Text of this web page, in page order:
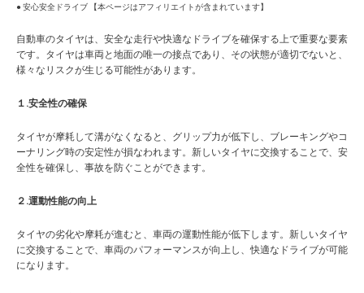
● 安心安全ドライブ 【本ページはアフィリエイトが含まれています】
自動車のタイヤは、安全な走行や快適なドライブを確保する上で重要な要素
です。タイヤは車両と地面の唯一の接点であり、その状態が適切でないと、
様々なリスクが生じる可能性があります。
１.安全性の確保
タイヤが摩耗して溝がなくなると、グリップ力が低下し、ブレーキングやコ
ーナリング時の安定性が損なわれます。新しいタイヤに交換することで、安
全性を確保し、事故を防ぐことができます。
２.運動性能の向上
タイヤの劣化や摩耗が進むと、車両の運動性能が低下します。新しいタイヤ
に交換することで、車両のパフォーマンスが向上し、快適なドライブが可能
になります。